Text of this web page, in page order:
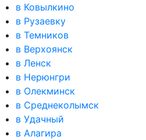
в Ковылкино
в Рузаевку
в Темников
в Верхоянск
в Ленск
в Нерюнгри
в Олекминск
в Среднеколымск
в Удачный
в Алагира